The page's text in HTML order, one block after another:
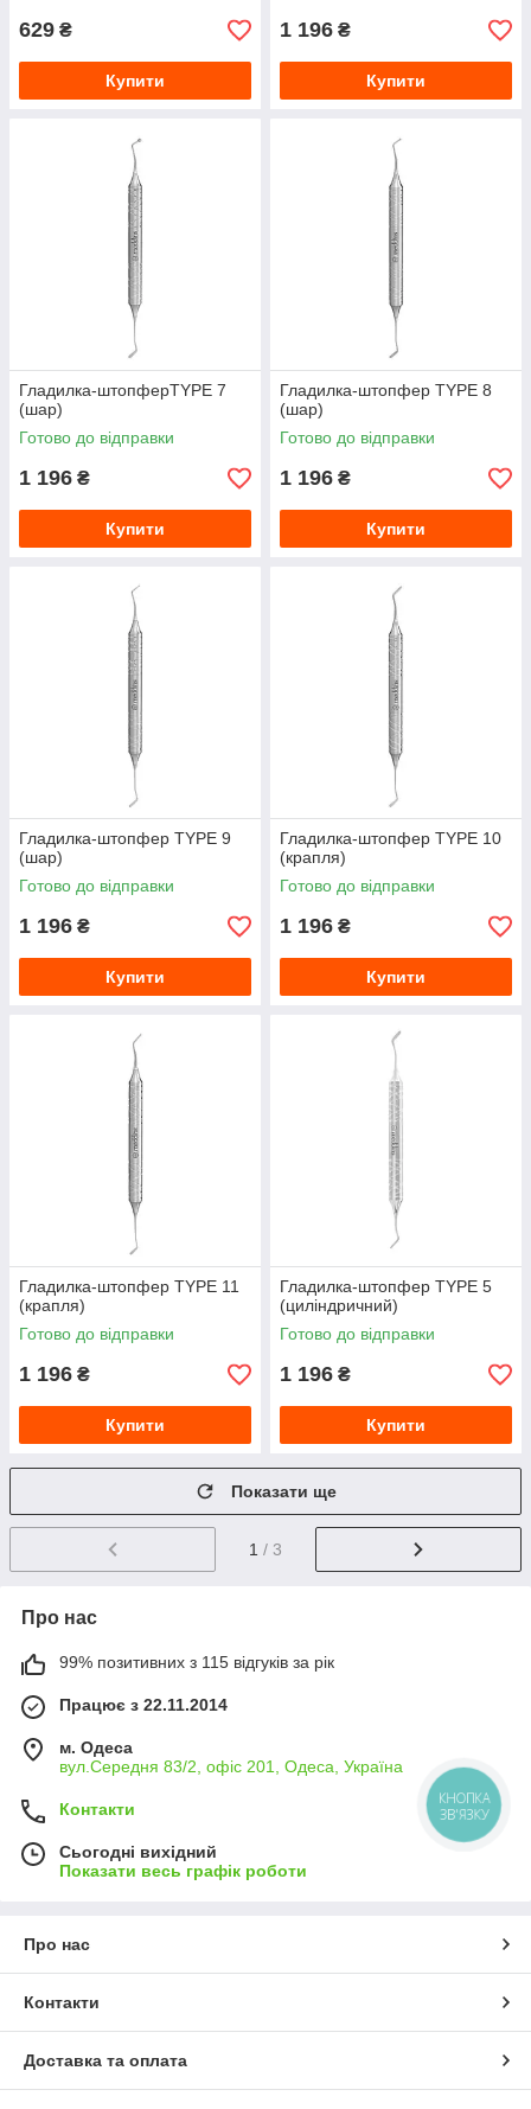
629 ₴
Купити
1 196 ₴
Купити
Гладилка-штопферTYPE 7
(шар)
Готово до відправки
1 196 ₴
Купити
Гладилка-штопфер TYPE 8
(шар)
Готово до відправки
1 196 ₴
Купити
Гладилка-штопфер TYPE 9
(шар)
Готово до відправки
1 196 ₴
Купити
Гладилка-штопфер TYPE 10
(крапля)
Готово до відправки
1 196 ₴
Купити
Гладилка-штопфер TYPE 11
(крапля)
Готово до відправки
1 196 ₴
Купити
Гладилка-штопфер TYPE 5
(циліндричний)
Готово до відправки
1 196 ₴
Купити
Показати ще
1 / 3
Про нас
99% позитивних з 115 відгуків за рік
Працює з 22.11.2014
м. Одеса
вул.Середня 83/2, офіс 201, Одеса, Україна
Контакти
Сьогодні вихідний
Показати весь графік роботи
Про нас
Контакти
Доставка та оплата
КНОПКА
ЗВ'ЯЗКУ